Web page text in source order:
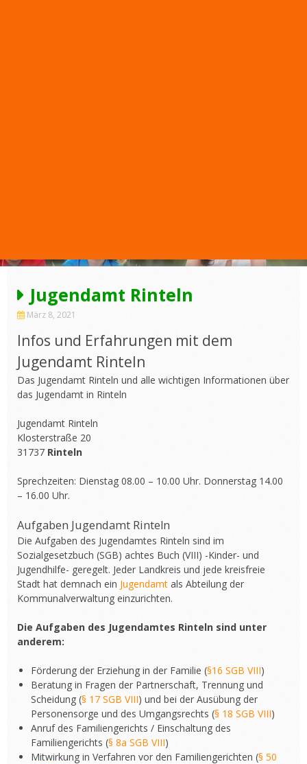
Jugendamt Rinteln
März 8, 2021
Infos und Erfahrungen mit dem
Jugendamt Rinteln
Das Jugendamt Rinteln und alle wichtigen Informationen über
das Jugendamt in Rinteln
Jugendamt Rinteln
Klosterstraße 20
31737 Rinteln
Sprechzeiten: Dienstag 08.00 – 10.00 Uhr. Donnerstag 14.00
– 16.00 Uhr.
Aufgaben Jugendamt Rinteln
Die Aufgaben des Jugendamtes Rinteln sind im
Sozialgesetzbuch (SGB) achtes Buch (VIII) -Kinder- und
Jugendhilfe- geregelt. Jeder Landkreis und jede kreisfreie
Stadt hat demnach ein Jugendamt als Abteilung der
Kommunalverwaltung einzurichten.
Die Aufgaben des Jugendamtes Rinteln sind unter
anderem:
Förderung der Erziehung in der Familie (§16 SGB VIII)
Beratung in Fragen der Partnerschaft, Trennung und
Scheidung (§ 17 SGB VIII) und bei der Ausübung der
Personensorge und des Umgangsrechts (§ 18 SGB VIII)
Anruf des Familiengerichts / Einschaltung des
Familiengerichts (§ 8a SGB VIII)
Mitwirkung in Verfahren vor den Familiengerichten (§ 50